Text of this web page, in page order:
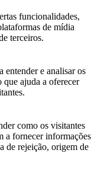
funcionalidades,
de mídia
terceiros.
entender e analisar os
que ajuda a oferecer
como os visitantes
a fornecer informações
de rejeição, origem de